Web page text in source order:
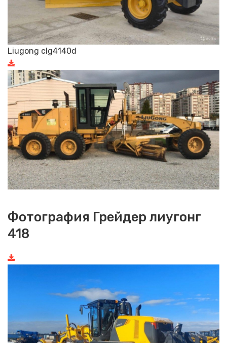
Liugong clg4140d
Фотография Грейдер лиугонг
418